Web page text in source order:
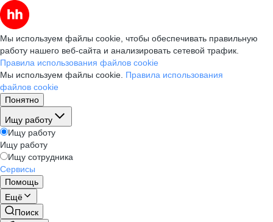
Мы используем файлы cookie, чтобы обеспечивать правильную
работу нашего веб-сайта и анализировать сетевой трафик.
Правила использования файлов cookie
Мы используем файлы cookie. Правила использования
файлов cookie
Понятно
Ищу работу
Ищу работу
Ищу работу
Ищу сотрудника
Сервисы
Помощь
Ещё
Поиск